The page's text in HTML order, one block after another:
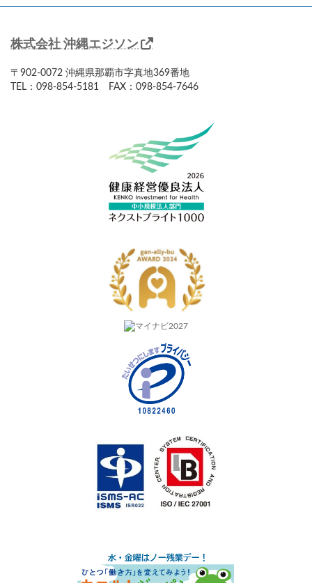
株式会社 沖縄エジソン
〒902-0072 沖縄県那覇市字真地369番地
TEL：098-854-5181 FAX：098-854-7646